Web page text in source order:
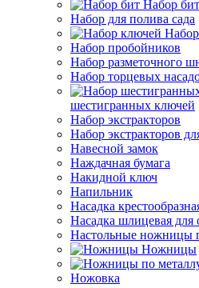
Набор бит
Набор для полива сада
Набор пробойников
Набор разметочного
Набор торцевых
шестигранных ключей
Набор экстракторов
Набор экстракторов
Навесной замок
Наждачная бумага
Накидной ключ
Напильник
Насадка
Насадка шлицевая для
Настольные ножницы
Ножницы
Ножовка